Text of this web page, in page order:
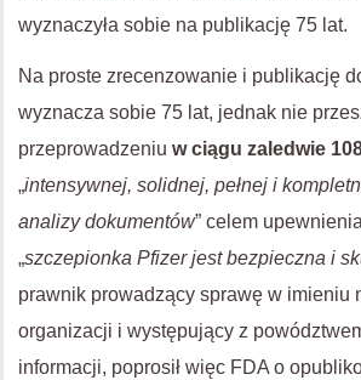
wyznaczyła sobie na publikację 75 lat.
Na proste zrecenzowanie i publikację
wyznacza sobie 75 lat, jednak nie
przeprowadzeniu w ciągu zaledwie
„intensywnej, solidnej, pełnej i
analizy dokumentów” celem
„szczepionka Pfizer jest bezpieczna i
prawnik prowadzący sprawę w imieniu
organizacji i występujący z
informacji, poprosił więc FDA o